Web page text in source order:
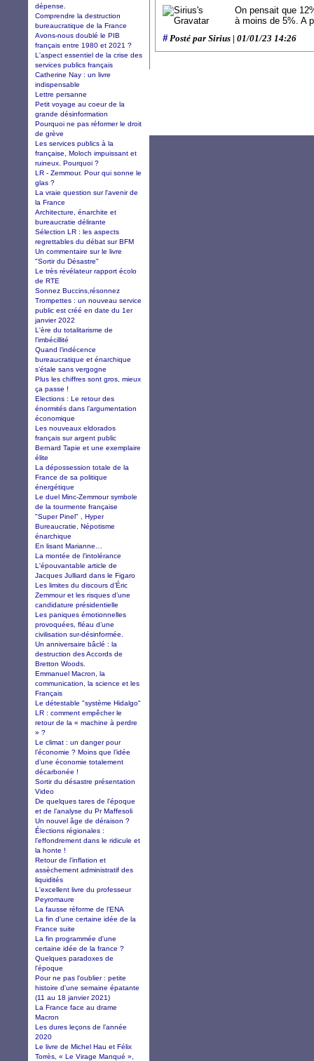
On pensait que
à moins de 5%. A
#Posté par Sirius | 01/01/23 14:26
dépense.
Comprendre la destruction
bureaucratique de la France
Avons-nous doublé le PIB
français entre 1980 et 2021 ?
L'aspect essentiel de la crise des
services publics français
Catherine Nay : un livre
indispensable
Lettre persanne
Petit voyage au coeur de la
grande désinformation
Pourquoi ne pas réformer le droit
de grève
Les services publics à la
française, Moloch impuissant et
ruineux. Pourquoi ?
LR - Zemmour. Pour qui sonne le
glas ?
La vraie question sur l'avenir de
la France
Architecture, énarchite et
bureaucratie délirante
Sélection LR : les aspects
regrettables du débat sur BFM
Un commentaire sur le livre
"Sortir du Désastre"
Le très révélateur rapport écolo
de RTE
Sonnez Buccins,résonnez
Trompettes : un nouveau service
public est créé en date du 1er
janvier 2022
L'ère du totalitarisme de
l'imbécillité
Quand l’indécence
bureaucratique et énarchique
s’étale sans vergogne
Plus les chiffres sont gros, mieux
ça passe !
Elections : Le retour des
énormités dans l’argumentation
économique
Les nouveaux eldorados
français sur argent public
Bernard Tapie et une exemplaire
élite
La dépossession totale de la
France de sa politique
énergétique
Le duel Minc-Zemmour symbole
de la tourmente française
"Super Pinel" , Hyper
Bureaucratie, Népotisme
énarchique
En lisant Marianne…
La montée de l'intolérance
L'épouvantable article de
Jacques Julliard dans le Figaro
Les limites du discours d’Éric
Zemmour et les risques d’une
candidature présidentielle
Les paniques émotionnelles
provoquées, fléau d’une
civilisation sur-désinformée.
Un anniversaire bâclé : la
destruction des Accords de
Bretton Woods.
Emmanuel Macron, la
communication, la science et les
Français
Le détestable "système Hidalgo"
LR : comment empêcher le
retour de la « machine à perdre
» ?
Le climat : un danger pour
l’économie ? Moins que l’idée
d’une économie totalement
décarbonée !
Sortir du désastre présentation
Video
De quelques tares de l’époque
et de l’analyse du Pr Maffesoli
Un nouvel âge de déraison ?
Élections régionales :
l’effondrement dans le ridicule et
la honte !
Retour de l’inflation et
assèchement administratif des
liquidités
L'excellent livre du professeur
Peyromaure
La fausse réforme de l’ENA
La fin d'une certaine idée de la
France suite
La fin programmée d'une
certaine idée de la france ?
Quelques paradoxes de
l'époque
Pour ne pas l'oublier : petite
histoire d'une semaine épatante
(11 au 18 janvier 2021)
La France face au drame
Macron
Les dures leçons de l’année
2020
Le livre de Michel Hau et Félix
Torrès, « Le Virage Manqué »,